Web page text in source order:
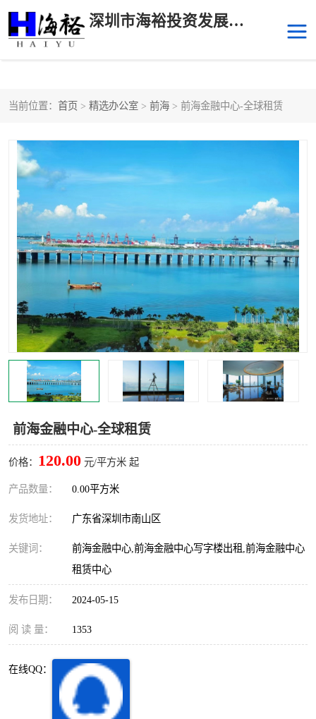
深圳市海裕投资发展有限公司
当前位置： 首页 > 精选办公室 > 前海 > 前海金融中心-全球租赁
前海金融中心-全球租赁
价格： 120.00 元/平方米 起
产品数量： 0.00平方米
发货地址： 广东省深圳市南山区
关键词：
前海金融中心,前海金融中心写字楼出租,前海金融中心
租赁中心
发布日期： 2024-05-15
阅 读 量： 1353
在线QQ：
科技园中区
前海
福田中心区写字楼租赁 宝安中心区
深圳宝安 福田车公庙
罗湖水贝 南山南油
龙华 罗湖区
宝安区 西乡
兴东 石岩
福田华强北
南山后海
南头
深圳超级总部基地 后海
蛇口